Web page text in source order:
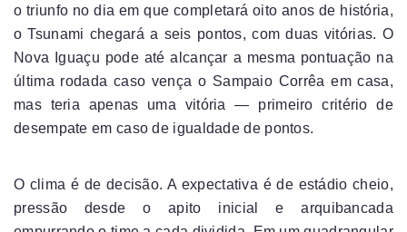
o triunfo no dia em que completará oito anos de história,
o Tsunami chegará a seis pontos, com duas vitórias. O
Nova Iguaçu pode até alcançar a mesma pontuação na
última rodada caso vença o Sampaio Corrêa em casa,
mas teria apenas uma vitória — primeiro critério de
desempate em caso de igualdade de pontos.
O clima é de decisão. A expectativa é de estádio cheio,
pressão desde o apito inicial e arquibancada